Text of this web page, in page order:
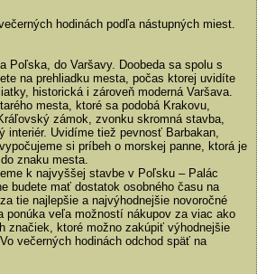
hodinách podľa nástupných miest.
Poľska, do Varšavy. Doobeda sa spolu s
na prehliadku mesta, počas ktorej uvidíte
historická i zároveň moderná Varšava.
mesta, ktoré sa podobá Krakovu,
zámok, zvonku skromná stavba,
interiér. Uvidíme tiež pevnosť Barbakan,
si príbeh o morskej panne, ktorá je
znaku mesta.
k najvyššej stavbe v Poľsku – Palác
budete mať dostatok osobného času na
tie najlepšie a najvýhodnejšie novoročné
ponúka veľa možností nákupov za viac ako
značiek, ktoré možno zakúpiť výhodnejšie
večerných hodinách odchod späť na